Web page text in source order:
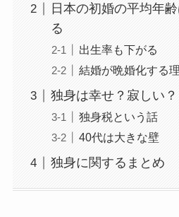
日本の初婚の平均年
る
出生率も下がる
結婚が晩婚化する
独身は幸せ？寂しい？
独身税という話
40代は大きな壁
独身に関するまとめ